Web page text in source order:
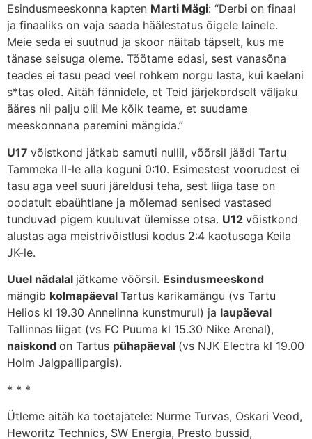
Esindusmeeskonna kapten Marti Mägi: “Derbi on finaal
ja finaaliks on vaja saada häälestatus õigele lainele.
Meie seda ei suutnud ja skoor näitab täpselt, kus me
tänase seisuga oleme. Töötame edasi, sest vanasõna
teades ei tasu pead veel rohkem norgu lasta, kui kaelani
s*tas oled. Aitäh fännidele, et Teid järjekordselt väljaku
ääres nii palju oli! Me kõik teame, et suudame
meeskonnana paremini mängida.”
U17 võistkond jätkab samuti nullil, võõrsil jäädi Tartu
Tammeka II-le alla koguni 0:10. Esimestest voorudest ei
tasu aga veel suuri järeldusi teha, sest liiga tase on
oodatult ebaühtlane ja mõlemad senised vastased
tunduvad pigem kuuluvat ülemisse otsa. U12 võistkond
alustas aga meistrivõistlusi kodus 2:4 kaotusega Keila
JK-le.
Uuel nädalal jätkame võõrsil. Esindusmeeskond
mängib kolmapäeval Tartus karikamängu (vs Tartu
Helios kl 19.30 Annelinna kunstmurul) ja laupäeval
Tallinnas liigat (vs FC Puuma kl 15.30 Nike Arenal),
naiskond on Tartus pühapäeval (vs NJK Electra kl 19.00
Holm Jalgpallipargis).
* * *
Ütleme aitäh ka toetajatele: Nurme Turvas, Oskari Veod,
Heworitz Technics, SW Energia, Presto bussid,